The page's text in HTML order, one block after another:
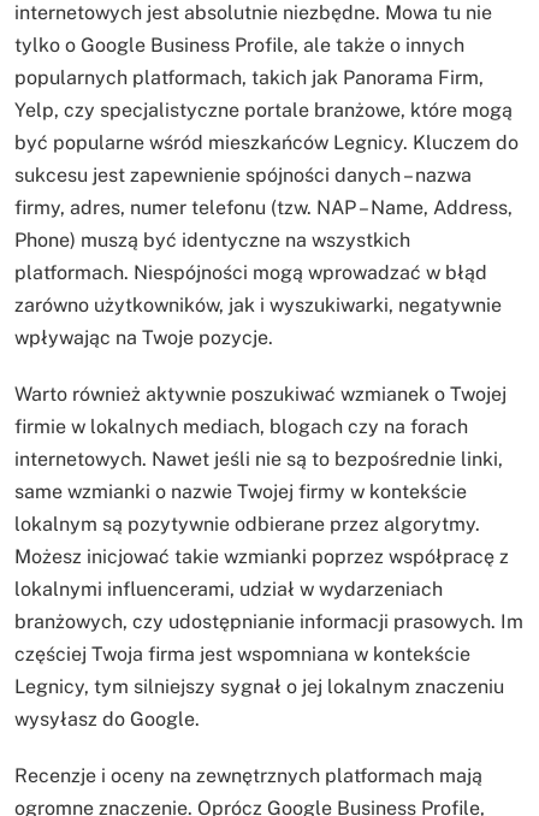
internetowych jest absolutnie niezbędne. Mowa tu nie
tylko o Google Business Profile, ale także o innych
popularnych platformach, takich jak Panorama Firm,
Yelp, czy specjalistyczne portale branżowe, które mogą
być popularne wśród mieszkańców Legnicy. Kluczem do
sukcesu jest zapewnienie spójności danych – nazwa
firmy, adres, numer telefonu (tzw. NAP – Name, Address,
Phone) muszą być identyczne na wszystkich
platformach. Niespójności mogą wprowadzać w błąd
zarówno użytkowników, jak i wyszukiwarki, negatywnie
wpływając na Twoje pozycje.
Warto również aktywnie poszukiwać wzmianek o Twojej
firmie w lokalnych mediach, blogach czy na forach
internetowych. Nawet jeśli nie są to bezpośrednie linki,
same wzmianki o nazwie Twojej firmy w kontekście
lokalnym są pozytywnie odbierane przez algorytmy.
Możesz inicjować takie wzmianki poprzez współpracę z
lokalnymi influencerami, udział w wydarzeniach
branżowych, czy udostępnianie informacji prasowych. Im
częściej Twoja firma jest wspomniana w kontekście
Legnicy, tym silniejszy sygnał o jej lokalnym znaczeniu
wysyłasz do Google.
Recenzje i oceny na zewnętrznych platformach mają
ogromne znaczenie. Oprócz Google Business Profile,